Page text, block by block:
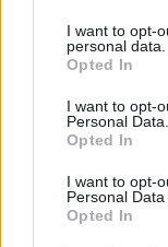
not limited to your
grant or deny
use your data for
consent section.
I want to opt-
personal data.
Opted In
I want to opt-
Personal Data.
Opted In
I want to opt-
Personal Data
Opted In